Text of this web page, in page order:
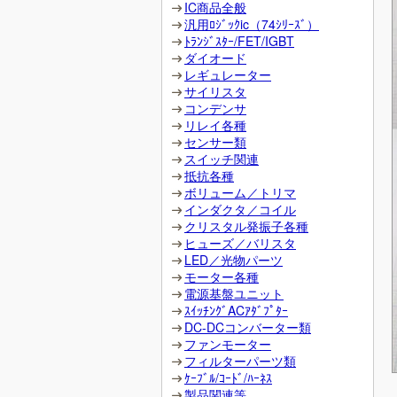
IC商品全般
汎用ﾛｼﾞｯｸic（74ｼﾘｰｽﾞ）
ﾄﾗﾝｼﾞｽﾀｰ/FET/IGBT
ダイオード
レギュレーター
サイリスタ
コンデンサ
リレイ各種
センサー類
スイッチ関連
抵抗各種
ボリューム／トリマ
インダクタ／コイル
クリスタル発振子各種
ヒューズ／バリスタ
LED／光物パーツ
モーター各種
電源基盤ユニット
ｽｲｯﾁﾝｸﾞACｱﾀﾞﾌﾟﾀｰ
DC-DCコンバーター類
ファンモーター
フィルターパーツ類
ｹｰﾌﾞﾙ/ｺｰﾄﾞ/ﾊｰﾈｽ